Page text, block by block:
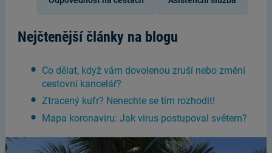
Nejčtenější články na blogu
Co dělat, když vám dovolenou zruší nebo změní
cestovní kancelář?
Ztracený kufr? Nenechte se tím rozhodit!
Mapa koronaviru: Jak virus postupoval světem?